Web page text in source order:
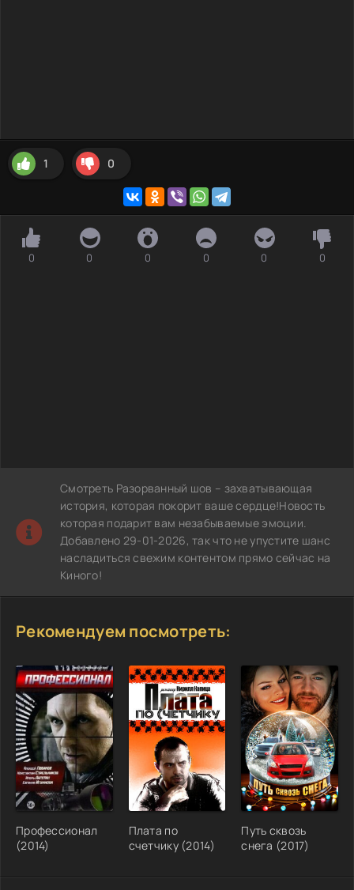
1 0
0 0 0 0 0 0
Смотреть Разорванный шов – захватывающая
история, которая покорит ваше сердце!Новость
которая подарит вам незабываемые эмоции.
Добавлено 29-01-2026, так что не упустите шанс
насладиться свежим контентом прямо сейчас на
Киного!
Рекомендуем посмотреть:
Профессионал
(2014)
Плата по
счетчику (2014)
Путь сквозь
снега (2017)